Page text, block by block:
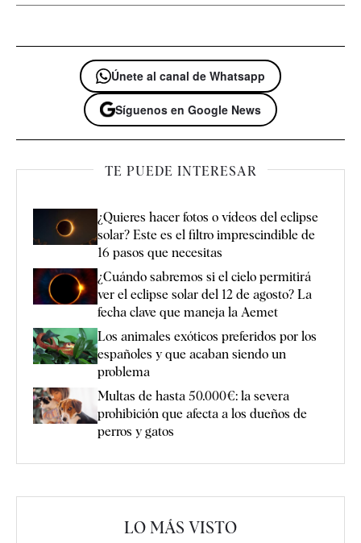
Únete al canal de Whatsapp
Síguenos en Google News
TE PUEDE INTERESAR
¿Quieres hacer fotos o vídeos del eclipse
solar? Este es el filtro imprescindible de
16 pasos que necesitas
¿Cuándo sabremos si el cielo permitirá
ver el eclipse solar del 12 de agosto? La
fecha clave que maneja la Aemet
Los animales exóticos preferidos por los
españoles y que acaban siendo un
problema
Multas de hasta 50.000€: la severa
prohibición que afecta a los dueños de
perros y gatos
LO MÁS VISTO